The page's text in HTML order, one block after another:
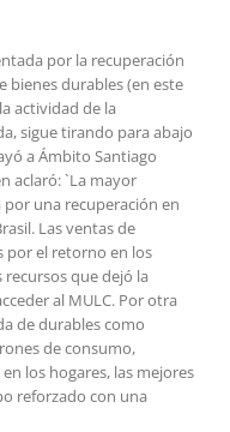
por la recuperación
bienes durables (en este
actividad de la
sigue tirando para abajo
a Ámbito Santiago
aclaró: `La mayor
una recuperación en
Las ventas de
por el retorno en los
que dejó la
al MULC. Por otra
de durables como
de consumo,
los hogares, las mejores
reforzado con una